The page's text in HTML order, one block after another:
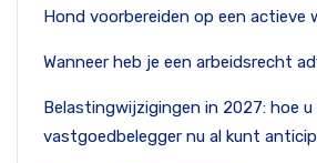
Hond voorbereiden op een actieve
Wanneer heb je een arbeidsrecht
Belastingwijzigingen in 2027: hoe u
vastgoedbelegger nu al kunt